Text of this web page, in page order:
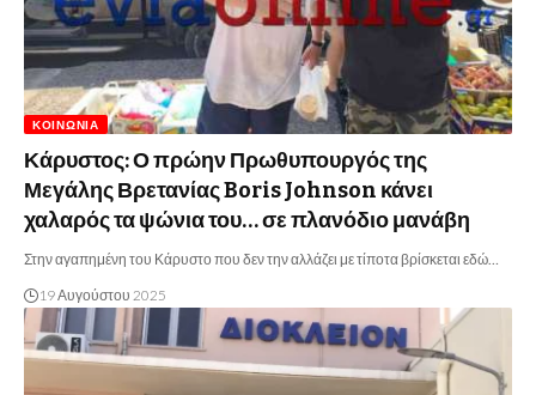
ΚΟΙΝΩΝΊΑ
Κάρυστος: Ο πρώην Πρωθυπουργός της
Μεγάλης Βρετανίας Boris Johnson κάνει
χαλαρός τα ψώνια του… σε πλανόδιο μανάβη
Στην αγαπημένη του Κάρυστο που δεν την αλλάζει με τίποτα βρίσκεται εδώ…
19 Αυγούστου 2025